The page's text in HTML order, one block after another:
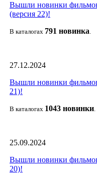
Вышли новинки
(версия 22)!
В каталогах 791 новинка.
27.12.2024
Вышли новинки
21)!
В каталогах 1043 новинки.
25.09.2024
Вышли новинки
20)!